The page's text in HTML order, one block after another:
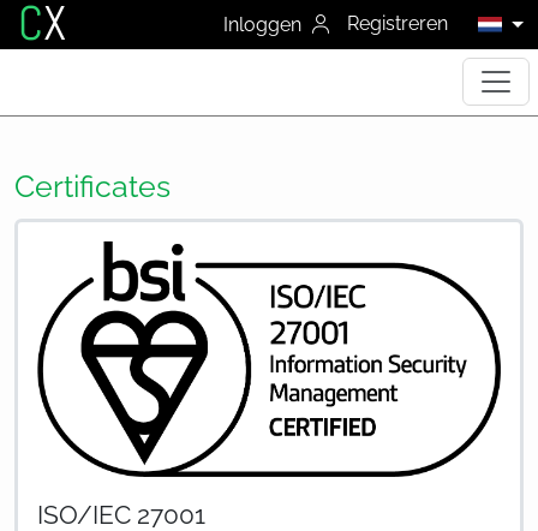
CX Inloggen Registreren
Certificates
ISO/IEC 27001